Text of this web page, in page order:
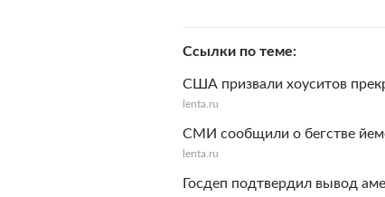
Ссылки по теме
США призвали хоуситов
lenta.ru
СМИ сообщили о бегстве
lenta.ru
Госдеп подтвердил вывод